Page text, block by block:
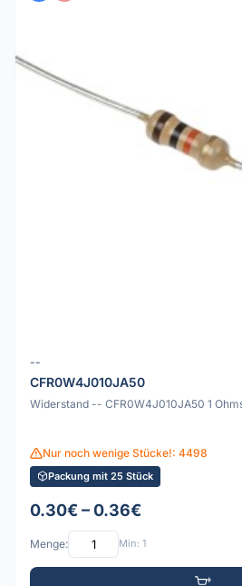
--
CFR0W4J010JA50
Widerstand -- CFR0W4J010JA50 1
Nur noch wenige Stücke!: 4498
Packung mit 25 Stück
0.30€ – 0.36€
Menge: Min: 1